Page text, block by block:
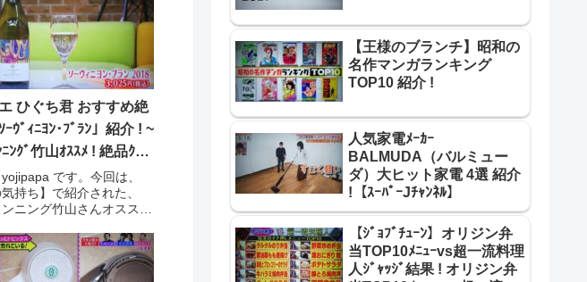
ひぐち君 おすすめ絶
ｳﾞｨﾆﾖﾝ･ﾌﾞﾗﾝ」紹介 ! ~
ﾝｸﾞ竹山ｵｽｽﾒ ! 絶品ｸﾞﾙ
レンゲの気持ち】
です。今回は、
気持ち】で紹介された、
ンニング竹山さんオススメ
ュース（プレミアムトマ
オリーブオイル（フレス
ウデミ...
【王様のブランチ】昭和の
名作マンガランキング
TOP10 紹介 !
人気家電ﾒｰｶｰ
BALMUDA（バルミュー
ダ）大ヒット家電 4選 紹介
!【ｽｰﾊﾟｰJﾁｬﾝﾈﾙ】
【ｼﾞｮﾌﾞﾁｭｰﾝ】オリジン弁
当TOP10ﾒﾆｭｰvs超一流料理
人ｼﾞｬｯｼﾞ結果 ! オリジン弁